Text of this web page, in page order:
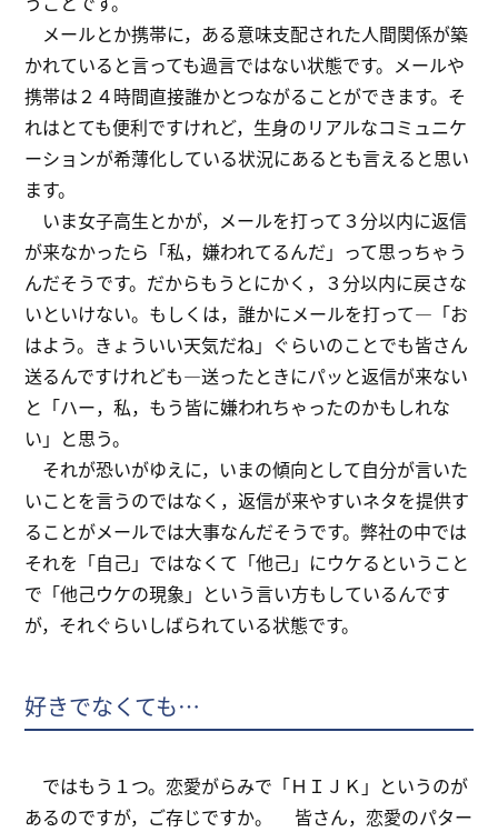
メールとか携帯に，ある意味支配された人間関係が築
かれていると言っても過言ではない状態です。メールや
携帯は２４時間直接誰かとつながることができます。そ
れはとても便利ですけれど，生身のリアルなコミュニケ
ーションが希薄化している状況にあるとも言えると思い
ます。
いま女子高生とかが，メールを打って３分以内に返信
が来なかったら「私，嫌われてるんだ」って思っちゃう
んだそうです。だからもうとにかく，３分以内に戻さな
いといけない。もしくは，誰かにメールを打って―「お
はよう。きょういい天気だね」ぐらいのことでも皆さん
送るんですけれども―送ったときにパッと返信が来ない
と「ハー，私，もう皆に嫌われちゃったのかもしれな
い」と思う。
それが恐いがゆえに，いまの傾向として自分が言いた
いことを言うのではなく，返信が来やすいネタを提供す
ることがメールでは大事なんだそうです。弊社の中では
それを「自己」ではなくて「他己」にウケるということ
で「他己ウケの現象」という言い方もしているんです
が，それぐらいしばられている状態です。
好きでなくても…
ではもう１つ。恋愛がらみで「ＨＩＪＫ」というのが
あるのですが，ご存じですか。 皆さん，恋愛のパター